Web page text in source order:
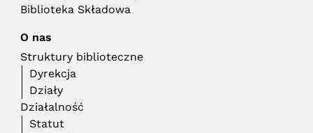
Biblioteka Składowa
O nas
Struktury biblioteczne
Dyrekcja
Działy
Działalność
Statut